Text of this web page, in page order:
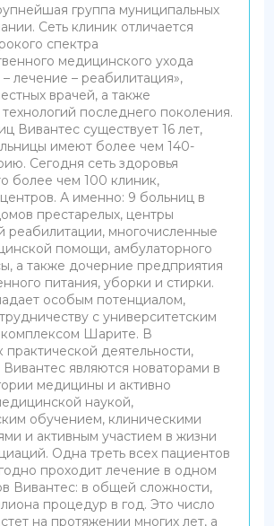
группа муниципальных
Сеть клиник отличается
спектра
медицинского ухода
– лечение – реабилитация»,
врачей, а также
последнего поколения.
Вивантес существует 16 лет,
имеют более чем 140-
Сегодня сеть здоровья
более чем 100 клиник,
А именно: 9 больниц в
престарелых, центры
реабилитации, многочисленные
помощи, амбулаторного
а также дочерние предприятия
питания, уборки и стирки.
особым потенциалом,
с университетским
Шарите. В
деятельности,
являются новаторами в
медицины и активно
наукой,
обучением, клиническими
и активным участием в жизни
Одна треть всех пациентов
проходит лечение в одном
Вивантес: в общей сложности,
процедур в год. Это число
на протяжении многих лет, а